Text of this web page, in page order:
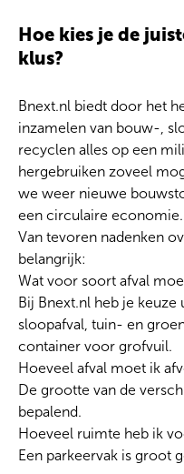
Hoe kies je de
klus?
Bnext.nl biedt door het
inzamelen van bouw-,
recyclen alles op een
hergebruiken zoveel
we weer nieuwe
een circulaire economie.
Van tevoren nadenken
belangrijk:
Wat voor soort afval
Bij Bnext.nl heb je
sloopafval, tuin- en
container voor grofvuil.
Hoeveel afval moet ik
De grootte van de
bepalend.
Hoeveel ruimte heb ik
Een parkeervak is groot